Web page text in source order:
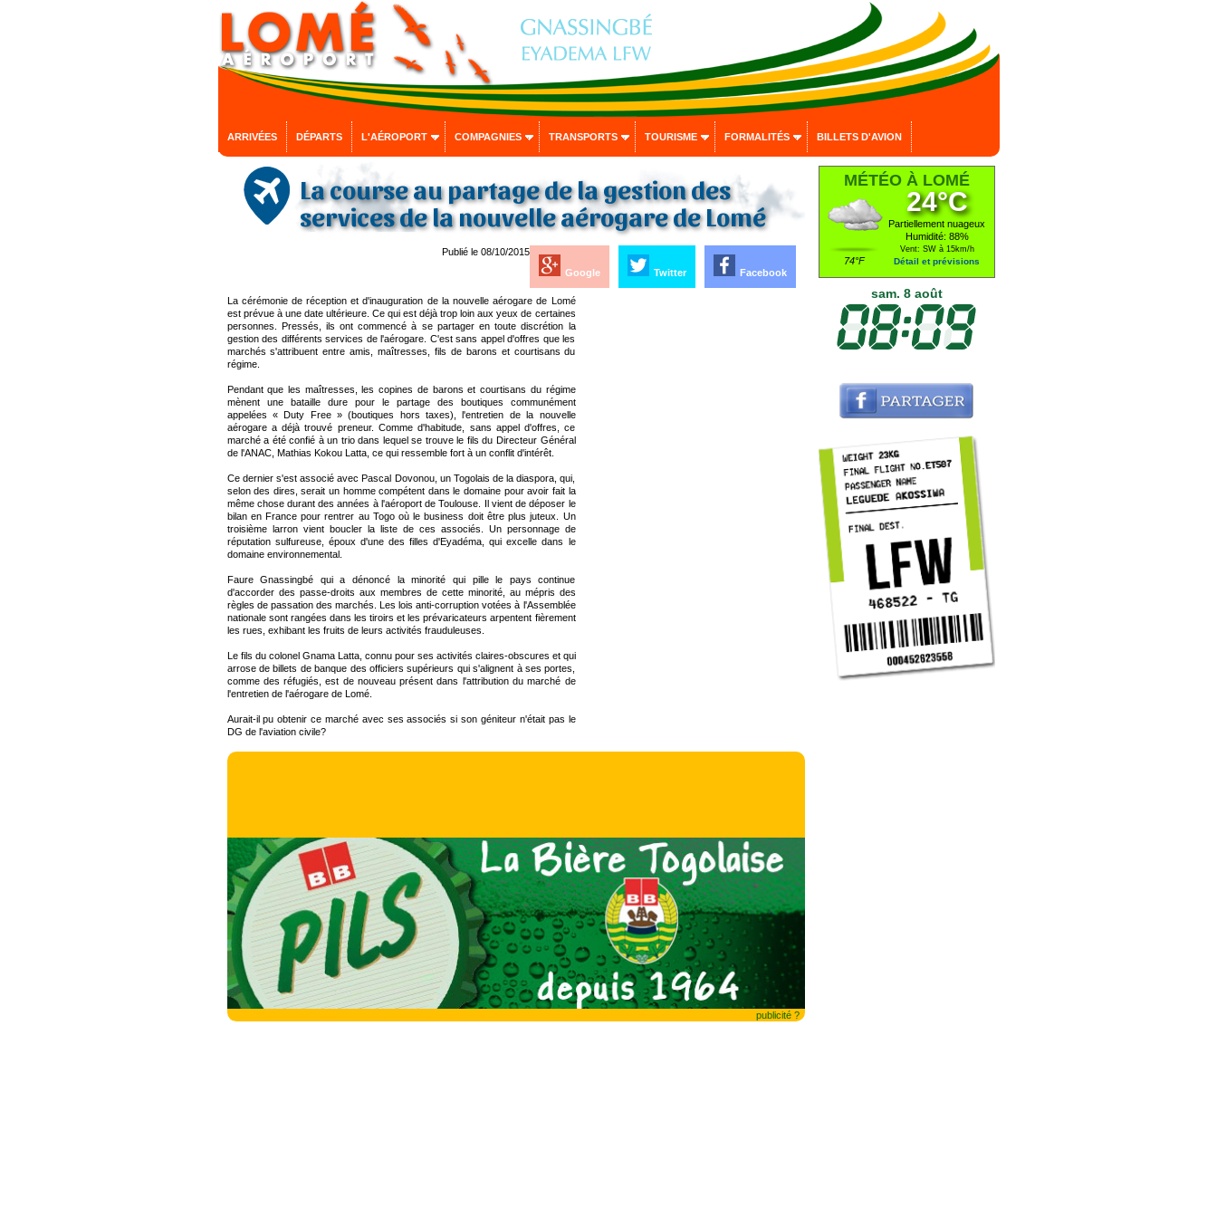
ARRIVÉES DÉPARTS L'AÉROPORT COMPAGNIES TRANSPORTS TOURISME FORMALITÉS BILLETS D'AVION
La course au partage de la gestion des
services de la nouvelle aérogare de Lomé
Facebook
Twitter
Google
Publié le 08/10/2015
La cérémonie de réception et d'inauguration de la nouvelle aérogare de Lomé
est prévue à une date ultérieure. Ce qui est déjà trop loin aux yeux de certaines
personnes. Pressés, ils ont commencé à se partager en toute discrétion la
gestion des différents services de l'aérogare. C'est sans appel d'offres que les
marchés s'attribuent entre amis, maîtresses, fils de barons et courtisans du
régime.
Pendant que les maîtresses, les copines de barons et courtisans du régime
mènent une bataille dure pour le partage des boutiques communément
appelées « Duty Free » (boutiques hors taxes), l'entretien de la nouvelle
aérogare a déjà trouvé preneur. Comme d'habitude, sans appel d'offres, ce
marché a été confié à un trio dans lequel se trouve le fils du Directeur Général
de l'ANAC, Mathias Kokou Latta, ce qui ressemble fort à un conflit d'intérêt.
Ce dernier s'est associé avec Pascal Dovonou, un Togolais de la diaspora, qui,
selon des dires, serait un homme compétent dans le domaine pour avoir fait la
même chose durant des années à l'aéroport de Toulouse. Il vient de déposer le
bilan en France pour rentrer au Togo où le business doit être plus juteux. Un
troisième larron vient boucler la liste de ces associés. Un personnage de
réputation sulfureuse, époux d'une des filles d'Eyadéma, qui excelle dans le
domaine environnemental.
Faure Gnassingbé qui a dénoncé la minorité qui pille le pays continue
d'accorder des passe-droits aux membres de cette minorité, au mépris des
règles de passation des marchés. Les lois anti-corruption votées à l'Assemblée
nationale sont rangées dans les tiroirs et les prévaricateurs arpentent fièrement
les rues, exhibant les fruits de leurs activités frauduleuses.
Le fils du colonel Gnama Latta, connu pour ses activités claires-obscures et qui
arrose de billets de banque des officiers supérieurs qui s'alignent à ses portes,
comme des réfugiés, est de nouveau présent dans l'attribution du marché de
l'entretien de l'aérogare de Lomé.
Aurait-il pu obtenir ce marché avec ses associés si son géniteur n'était pas le
DG de l'aviation civile?
publicité ?
MÉTÉO À LOMÉ
74°F
24°C
Partiellement nuageux
Humidité: 88%
Vent: SW à 15km/h
Détail et prévisions
sam. 8 août